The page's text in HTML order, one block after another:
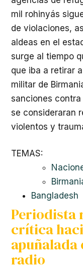
mil rohinyás
de violaciones,
aldeas en el
surge al tiempo
que iba a retirar
militar de
sanciones
se consideraran
violentos y
TEMAS:
Bangladesh
Periodista
crítica
apuñalada
radio